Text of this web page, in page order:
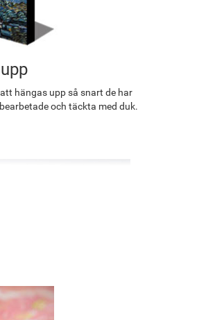
hängas upp så snart de har
och täckta med duk.